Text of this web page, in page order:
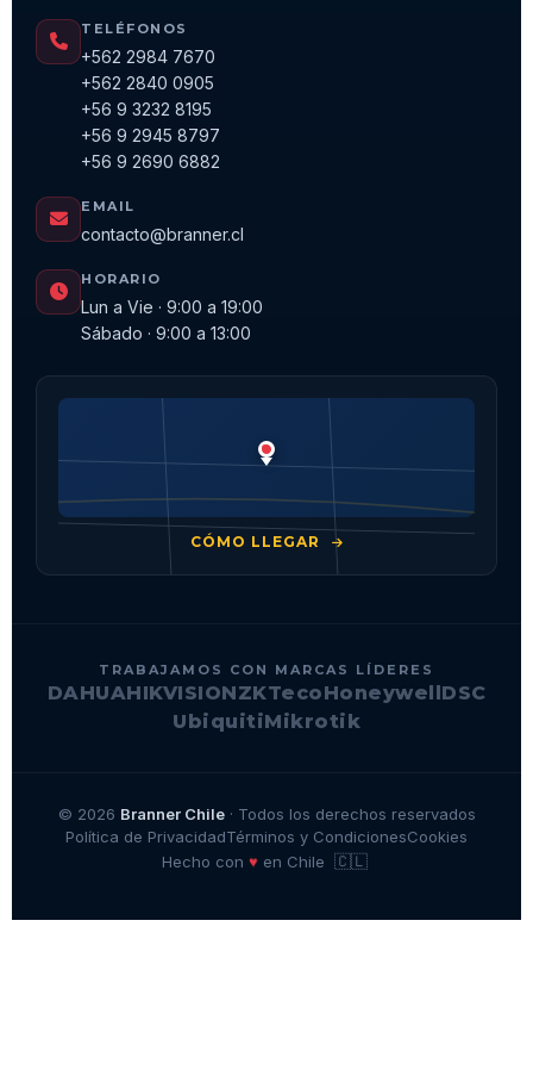
TELÉFONOS
+562 2984 7670
+562 2840 0905
+56 9 3232 8195
+56 9 2945 8797
+56 9 2690 6882
EMAIL
contacto@branner.cl
HORARIO
Lun a Vie · 9:00 a 19:00
Sábado · 9:00 a 13:00
CÓMO LLEGAR
TRABAJAMOS CON MARCAS LÍDERES
DAHUAHIKVISIONZKTecoHoneywellDSC
UbiquitiMikrotik
© 2026 Branner Chile· Todos los derechos reservados
Política de PrivacidadTérminos y CondicionesCookies
Hecho con ♥en Chile 🇨🇱